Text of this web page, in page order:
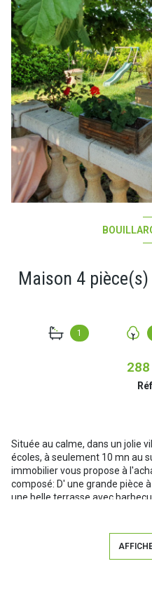
1
Réf
Située au calme, dans un jolie
écoles, à seulement 10 mn au
immobilier vous propose à
composé: D' une grande pièce
une belle terrasse avec
Les menuiseries sont en
gaz et la partie nuit est